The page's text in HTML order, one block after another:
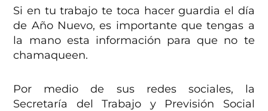
Si en tu trabajo te toca hacer guardia el día
de Año Nuevo, es importante que tengas a
la mano esta información para que no te
chamaqueen.
Por medio de sus redes sociales, la
Secretaría del Trabajo y Previsión Social